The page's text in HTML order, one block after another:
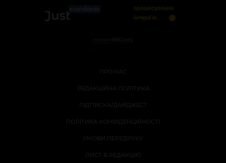
ПРО НАС
РЕДАКЦІЙНА ПОЛІТИКА
ПІДПИСКА/ДАЙДЖЕСТ
ПОЛІТИКА КОНФІДЕНЦІЙНОСТІ
УМОВИ ПЕРЕДРУКУ
ЛИСТ В РЕДАКЦІЮ